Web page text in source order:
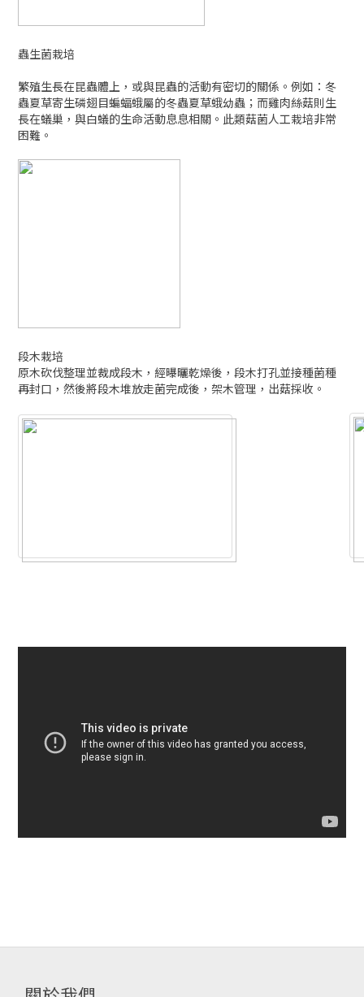
蟲生菌栽培
繁殖生長在昆蟲體上，或與昆蟲的活動有密切的關係。例如：冬
蟲夏草寄生磷翅目蝙蝠蛾屬的冬蟲夏草蛾幼蟲；而雞肉絲菇則生
長在蟻巢，與白蟻的生命活動息息相關。此類菇菌人工栽培非常
困難。
段木栽培
原木砍伐整理並裁成段木，經曝曬乾燥後，段木打孔並接種菌種
再封口，然後將段木堆放走菌完成後，架木管理，出菇採收。